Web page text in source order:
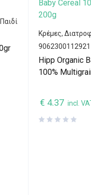
Κρέμες,
9062300112921
Hipp Organic
100%
€ 4.37 incl.